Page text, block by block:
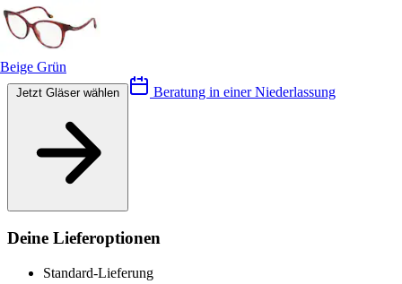
Beige Grün
Beratung in einer Niederlassung
Deine Lieferoptionen
Standard-Lieferung